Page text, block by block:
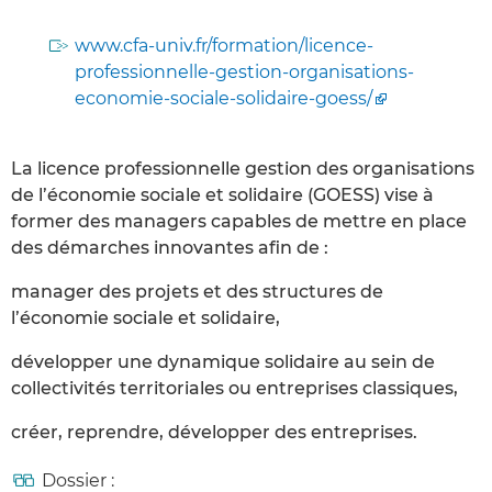
www.cfa-univ.fr/formation/licence-
professionnelle-gestion-organisations-
economie-sociale-solidaire-goess/
La licence professionnelle gestion des organisations
de l’économie sociale et solidaire (GOESS) vise à
former des managers capables de mettre en place
des démarches innovantes afin de :
manager des projets et des structures de
l’économie sociale et solidaire,
développer une dynamique solidaire au sein de
collectivités territoriales ou entreprises classiques,
créer, reprendre, développer des entreprises.
Dossier :